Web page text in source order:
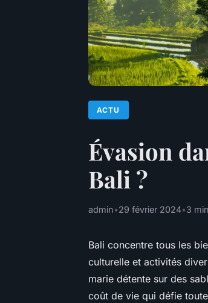
ACTU
Évasion
Bali ?
admin•29 février 2024•3
Bali concentre tous les
culturelle et activités
marie détente sur des
coût de vie qui défie